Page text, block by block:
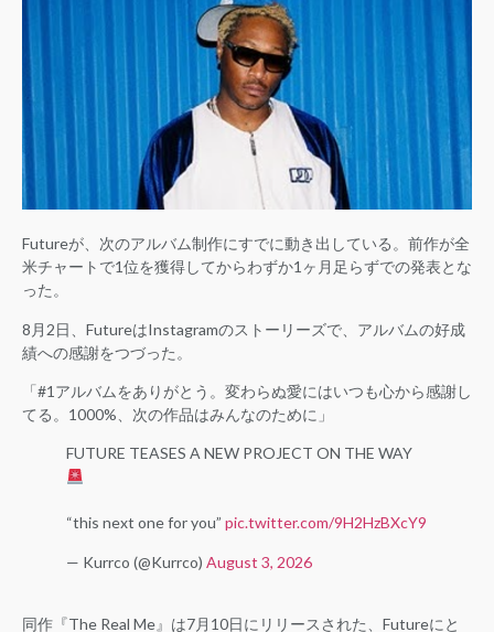
Futureが、次のアルバム制作にすでに動き出している。前作が全
米チャートで1位を獲得してからわずか1ヶ月足らずでの発表とな
った。
8月2日、FutureはInstagramのストーリーズで、アルバムの好成
績への感謝をつづった。
「#1アルバムをありがとう。変わらぬ愛にはいつも心から感謝し
てる。1000%、次の作品はみんなのために」
FUTURE TEASES A NEW PROJECT ON THE WAY
“this next one for you” pic.twitter.com/9H2HzBXcY9
— Kurrco (@Kurrco) August 3, 2026
同作『The Real Me』は7月10日にリリースされた、Futureにと